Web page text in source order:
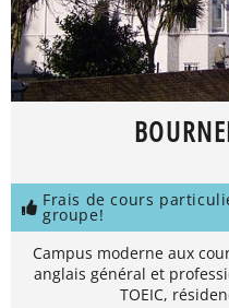
Frais de cours
groupe!
Campus moderne aux
anglais général et
TOEIC,